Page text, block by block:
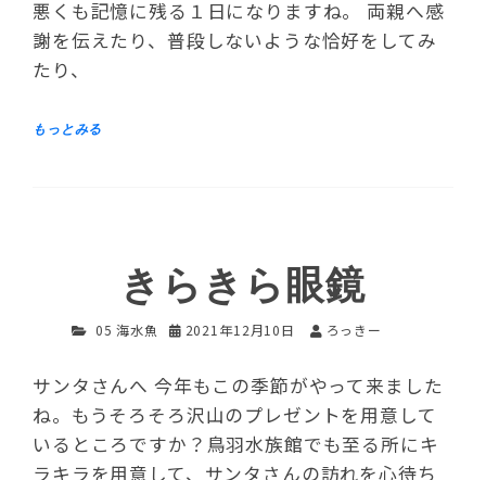
悪くも記憶に残る１日になりますね。 両親へ感
謝を伝えたり、普段しないような恰好をしてみ
たり、
きらきら眼鏡
05 海水魚 2021年12月10日 ろっきー
サンタさんへ 今年もこの季節がやって来ました
ね。もうそろそろ沢山のプレゼントを用意して
いるところですか？鳥羽水族館でも至る所にキ
ラキラを用意して、サンタさんの訪れを心待ち